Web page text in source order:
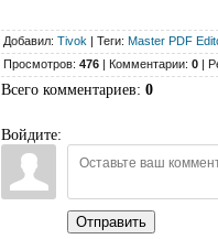
Добавил: Tivok | Теги: Master PDF
Просмотров: 476 | Комментарии: 0 |
Всего комментариев: 0
Войдите:
Отправить